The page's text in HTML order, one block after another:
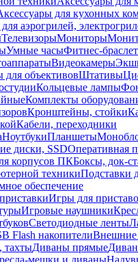
для кухонных
аэрогрилей,
ТелевизорыМониторы
Умные часыФитнес-
Видеокамеры
для объективовШтативы
Кольцевые лампы
Комплекты
Кронштейны, стойки
Кабели, переходники
НоутбукиПланшеты
диски, SSDОперативная
корпусов ПКБоксы, док-
техникиПодставки
обеспечение
Игры для
Игровые наушники
Светодиодные ленты
Flash накопителиВнешние
тахтыДиваны прямые
мешки и диваны